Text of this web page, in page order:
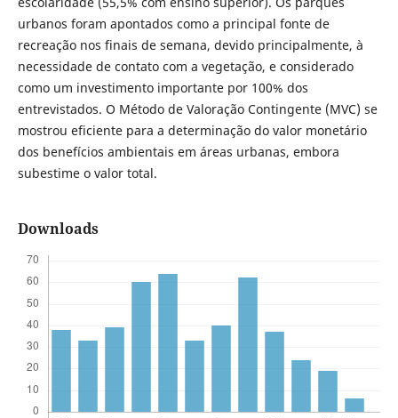
urbanos foram apontados como a principal fonte de
recreação nos finais de semana, devido principalmente, à
necessidade de contato com a vegetação, e considerado
como um investimento importante por 100% dos
entrevistados. O Método de Valoração Contingente (MVC) se
mostrou eficiente para a determinação do valor monetário
dos benefícios ambientais em áreas urbanas, embora
subestime o valor total.
Downloads